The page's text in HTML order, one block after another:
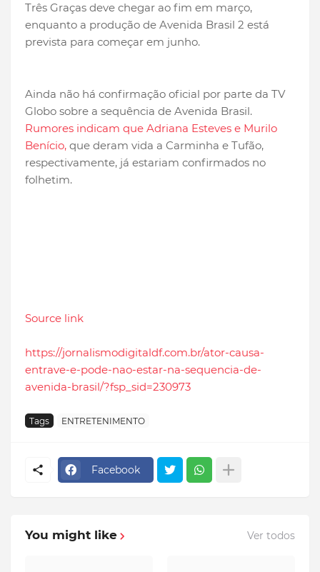
Três Graças deve chegar ao fim em março,
enquanto a produção de Avenida Brasil 2 está
prevista para começar em junho.
Ainda não há confirmação oficial por parte da TV
Globo sobre a sequência de Avenida Brasil.
Rumores indicam que Adriana Esteves e Murilo
Benício, que deram vida a Carminha e Tufão,
respectivamente, já estariam confirmados no
folhetim.
Source link
https://jornalismodigitaldf.com.br/ator-causa-
entrave-e-pode-nao-estar-na-sequencia-de-
avenida-brasil/?fsp_sid=230973
Tags ENTRETENIMENTO
Facebook
You might like Ver todos